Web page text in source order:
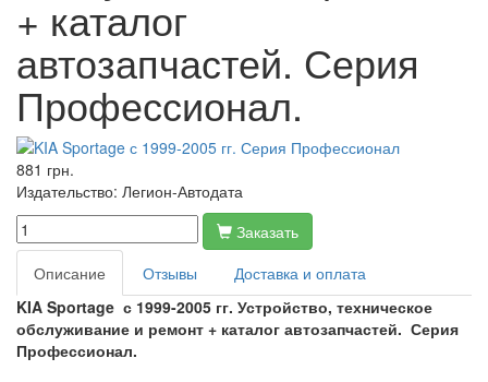
+ каталог
автозапчастей. Серия
Профессионал.
881 грн.
Издательство: Легион-Автодата
Заказать
Описание
Отзывы
Доставка и оплата
KIA Sportage с 1999-2005 гг. Устройство, техническое
обслуживание и ремонт + каталог автозапчастей. Серия
Профессионал.